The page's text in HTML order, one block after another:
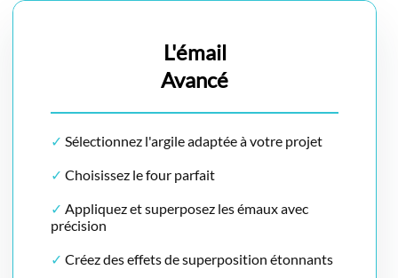
L'émail
Avancé
✓ Sélectionnez l'argile adaptée à votre projet
✓ Choisissez le four parfait
✓ Appliquez et superposez les émaux avec
précision
✓ Créez des effets de superposition étonnants